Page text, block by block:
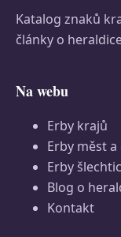
Katalog znaků
články o
Na webu
Erby krajů
Erby měst
Erby
Blog o
Kontakt